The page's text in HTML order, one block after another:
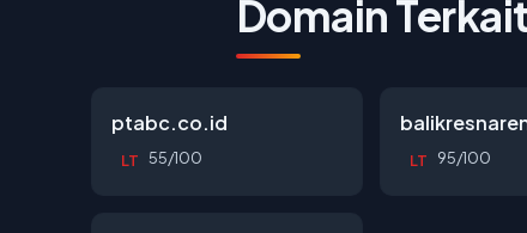
Domain Terkait
ptabc.co.id
LT 55/100 LT 95/100